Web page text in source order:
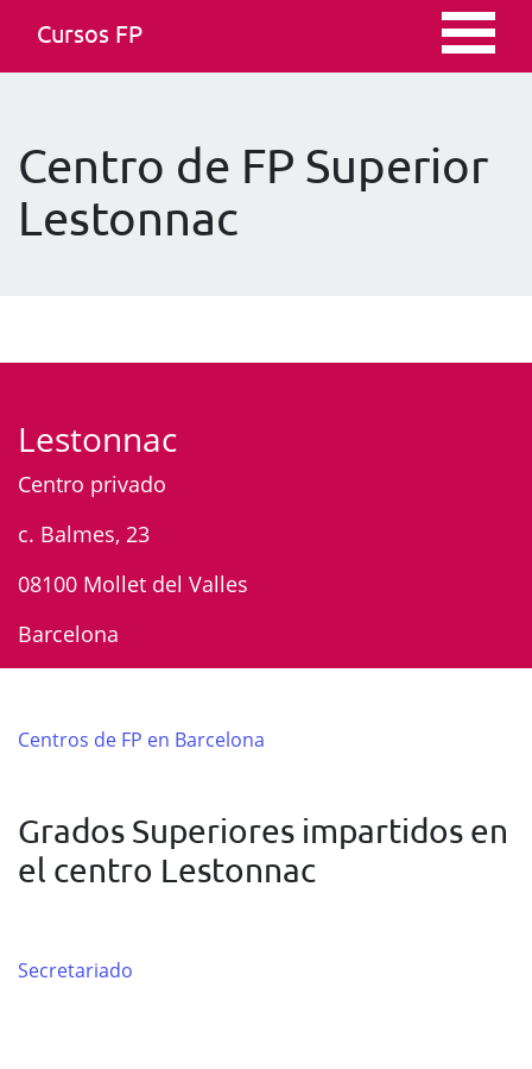
Cursos FP
Centro de FP Superior
Lestonnac
Lestonnac
Centro privado
c. Balmes, 23
08100 Mollet del Valles
Barcelona
Centros de FP en Barcelona
Grados Superiores impartidos en
el centro Lestonnac
Secretariado